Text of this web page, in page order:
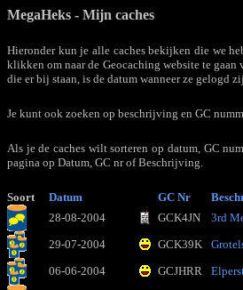
MegaHeks - Mijn caches
Hieronder kun je alle caches bekijken die we
klikken om naar de Geocaching website te gaan
die er bij staan, is de datum wanneer ze gelogd
Je kunt ook zoeken op beschrijving en GC
Als je de caches wilt sorteren op datum, GC
pagina op Datum, GC nr of Beschrijving.
Soort Datum GC Nr
28-08-2004
GCK4JN 3rd
29-07-2004
GCK39K
06-06-2004
GCJHRR